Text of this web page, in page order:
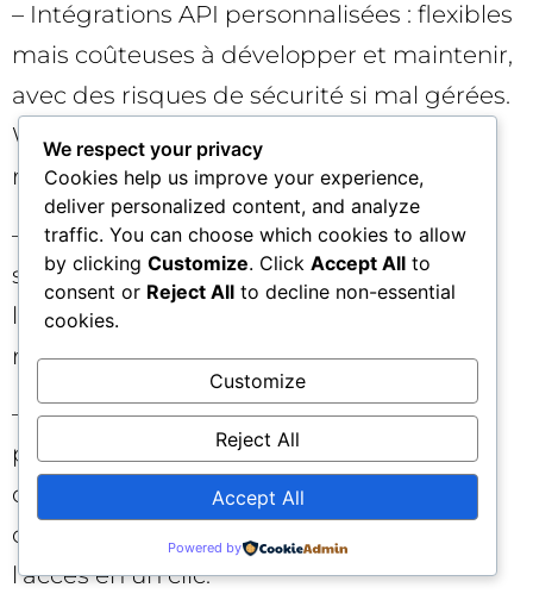
– Intégrations API personnalisées : flexibles
mais coûteuses à développer et maintenir,
avec des risques de sécurité si mal gérées.
WPVibe standardise et sécurise, tout en
restant extensible.
– Plugins IA « monolithiques » verrouillés
sur un fournisseur : simples au départ,
limitants ensuite. WPVibe, grâce au MCP,
reste agnostique et évolutif.
– Services SaaS tiers « autopilotes » :
pratiques mais souvent opaques côté
données. WPVibe maintient le contrôle
côté WordPress et vous laisse révoquer
l’accès en un clic.
We respect your privacy
Cookies help us improve your experience,
deliver personalized content, and analyze
traffic. You can choose which cookies to allow
by clicking Customize. Click Accept All to
consent or Reject All to decline non-essential
cookies.
Customize
Reject All
Accept All
Powered by